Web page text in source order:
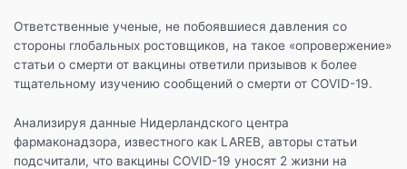
Ответственные ученые, не побоявшиеся давления со
стороны глобальных ростовщиков, на такое «опровержение»
статьи о смерти от вакцины ответили призывов к более
тщательному изучению сообщений о смерти от COVID-19.
Анализируя данные Нидерландского центра
фармаконадзора, известного как LAREB, авторы статьи
подсчитали, что вакцины COVID-19 уносят 2 жизни на